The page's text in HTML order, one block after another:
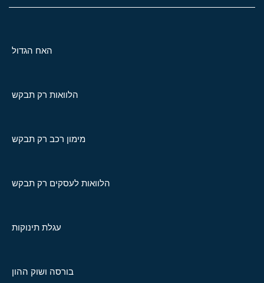
האח הגדול
הלוואות רק תבקש
מימון רכב רק תבקש
הלוואות לעסקים רק תבקש
עגלת תינוקות
בורסה ושוק ההון